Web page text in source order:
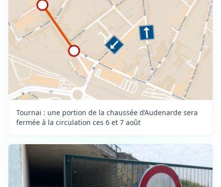
Tournai : une portion de la chaussée d’Audenarde sera
fermée à la circulation ces 6 et 7 août